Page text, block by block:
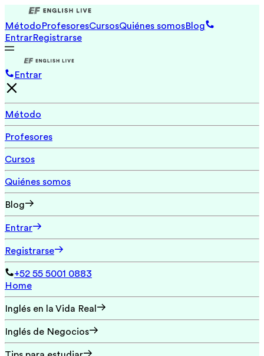
MétodoProfesoresCursosQuiénes somosBlog
EntrarRegistrarse
Entrar
Método
Profesores
Cursos
Quiénes somos
Blog
Entrar
Registrarse
+52 55 5001 0883
Home
Inglés en la Vida Real
Inglés de Negocios